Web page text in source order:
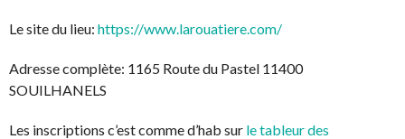
Le site du lieu: https://www.larouatiere.com/
Adresse complète: 1165 Route du Pastel 11400
SOUILHANELS
Les inscriptions c’est comme d’hab sur le tableur des